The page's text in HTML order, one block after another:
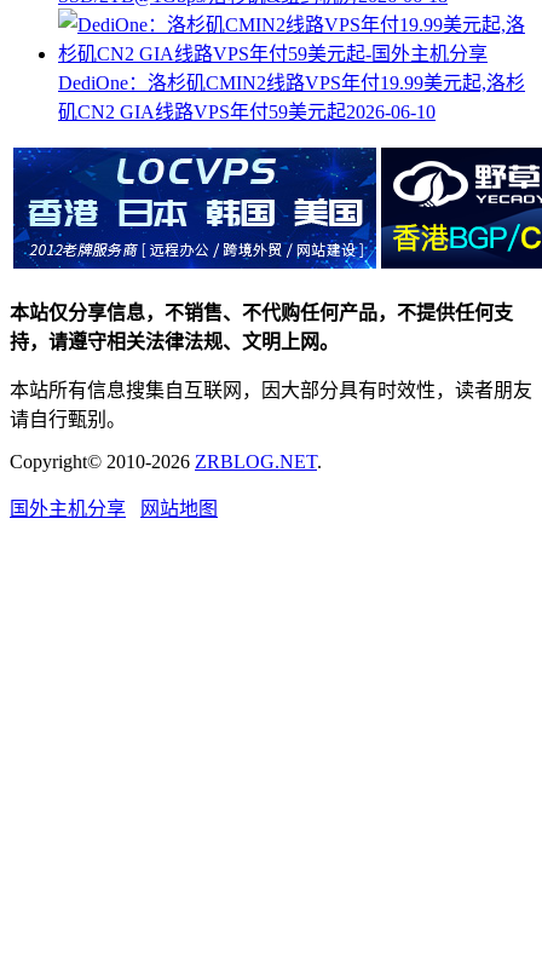
DediOne：洛杉矶CMIN2线路VPS年付19.99美元起,洛杉
矶CN2 GIA线路VPS年付59美元起2026-06-10
本站仅分享信息，不销售、不代购任何产品，不提供任何支
持，请遵守相关法律法规、文明上网。
本站所有信息搜集自互联网，因大部分具有时效性，读者朋友
请自行甄别。
Copyright© 2010-2026 ZRBLOG.NET.
国外主机分享 网站地图